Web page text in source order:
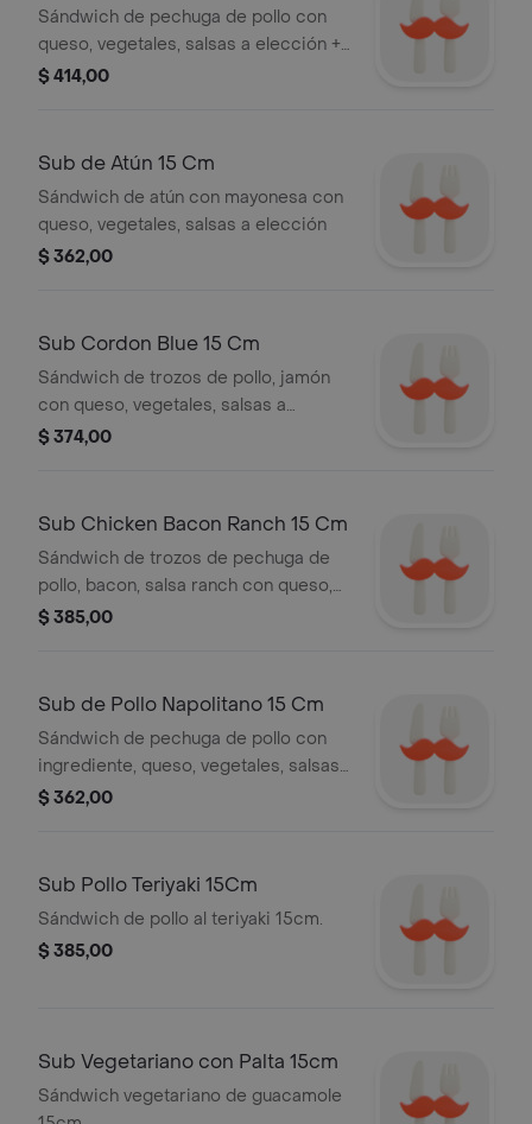
Cookie
Sándwich de pechuga de pollo con
queso, vegetales, salsas a elección +
cookie
$ 414,00
Sub de Atún 15 Cm
Sándwich de atún con mayonesa con
queso, vegetales, salsas a elección
$ 362,00
Sub Cordon Blue 15 Cm
Sándwich de trozos de pollo, jamón
con queso, vegetales, salsas a
elección
$ 374,00
Sub Chicken Bacon Ranch 15 Cm
Sándwich de trozos de pechuga de
pollo, bacon, salsa ranch con queso,
vegetales, salsas a elección
$ 385,00
Sub de Pollo Napolitano 15 Cm
Sándwich de pechuga de pollo con
ingrediente, queso, vegetales, salsas
a elección
$ 362,00
Sub Pollo Teriyaki 15Cm
Sándwich de pollo al teriyaki 15cm.
$ 385,00
Sub Vegetariano con Palta 15cm
Sándwich vegetariano de guacamole